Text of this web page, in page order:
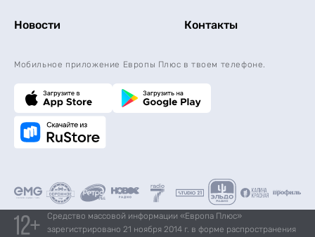
Новости Контакты
Мобильное приложение Европы Плюс в твоем телефоне.
Средство массовой информации «Европа Плюс»
зарегистрировано 21 ноября 2014 г. в форме распространения